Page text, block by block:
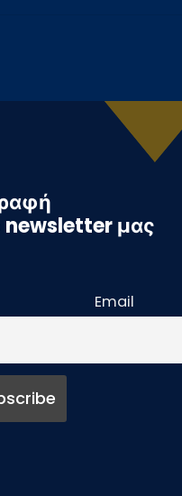
newsletter μας
Email